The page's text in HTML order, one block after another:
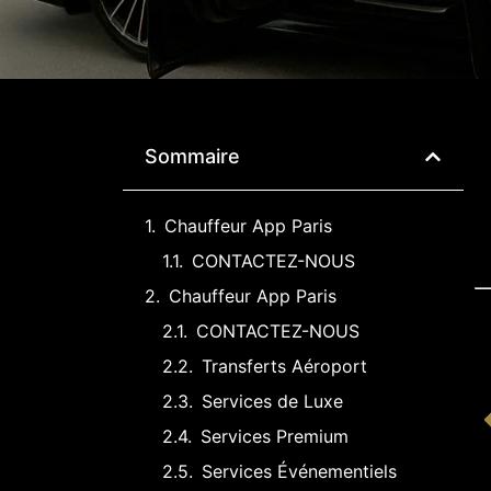
Sommaire
Chauffeur App Paris
CONTACTEZ-NOUS
Chauffeur App Paris
CONTACTEZ-NOUS
Transferts Aéroport
Services de Luxe
Services Premium
Services Événementiels